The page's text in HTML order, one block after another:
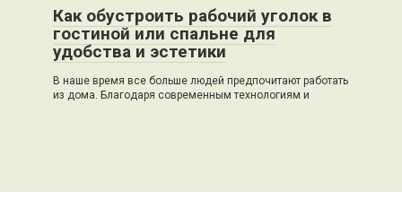
Как обустроить рабочий уголок в
гостиной или спальне для
удобства и эстетики
В наше время все больше людей предпочитают работать
из дома. Благодаря современным технологиям и